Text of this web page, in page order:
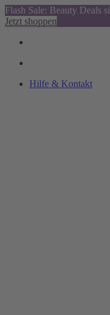
Flash Sale: Beauty Deals
Jetzt shoppen
Hilfe & Kontakt